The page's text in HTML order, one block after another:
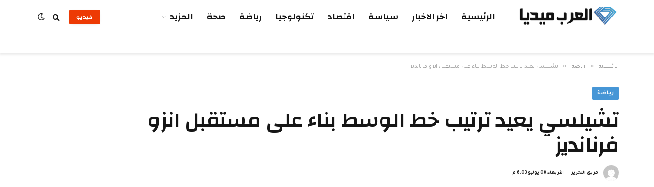
الرئيسية اخر الاخبار سياسة اقتصاد تكنولوجيا رياضة صحة المزيد فيديو
الرئيسية » رياضة » تشيلسي يعيد ترتيب خط الوسط بناء على مستقبل انزو فرنانديز
رياضة
تشيلسي يعيد ترتيب خط الوسط بناء على مستقبل انزو
فرنانديز
فريق التحرير الأربعاء 08 يوليو 6:03 م